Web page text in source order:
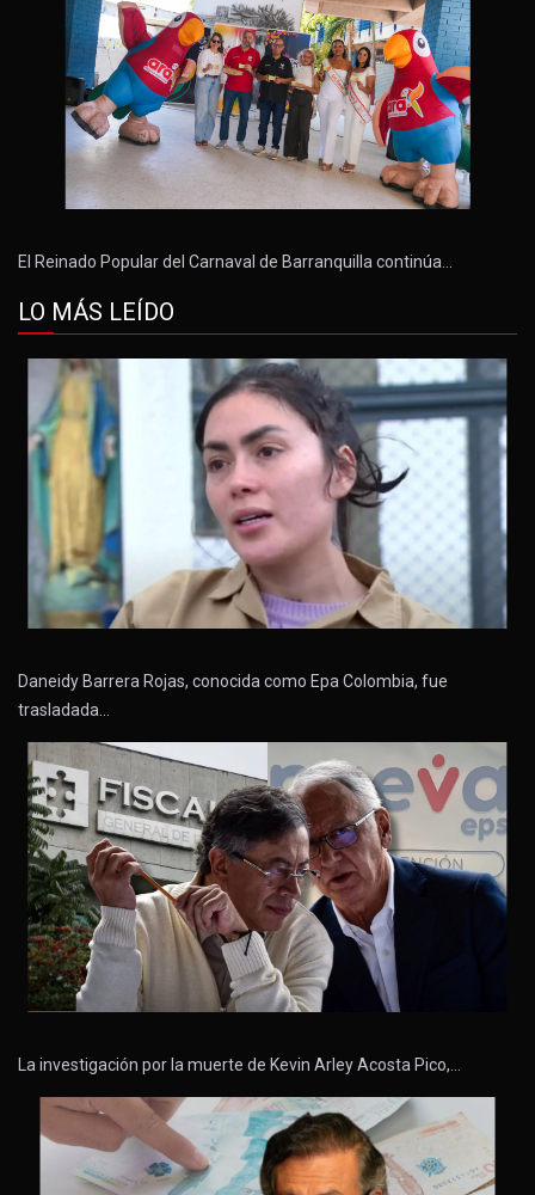
El Reinado Popular del Carnaval de Barranquilla continúa…
LO MÁS LEÍDO
Daneidy Barrera Rojas, conocida como Epa Colombia, fue
trasladada…
La investigación por la muerte de Kevin Arley Acosta Pico,…